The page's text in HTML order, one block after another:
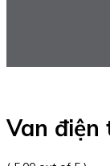
Van điện